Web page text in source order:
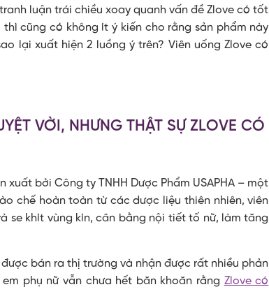
luận trái chiều xoay quanh vấn đềZlove có tốt
cũng có không ít ý kiến cho rằng sản phẩm này
lại xuất hiện 2 luồng ý trên? Viên uốngZlove có
VỜI, NHƯNG THẬT SỰ ZLOVE CÓ
bởi Công ty TNHH Dược Phẩm USAPHA – một
chế hoàn toàn từ các dược liệu thiên nhiên, viên
se khít vùng kín, cân bằng nội tiết tố nữ, làm tăng
bán ra thị trường và nhận được rất nhiều phản
phụ nữ vẫn chưa hết băn khoăn rằng Zlove có